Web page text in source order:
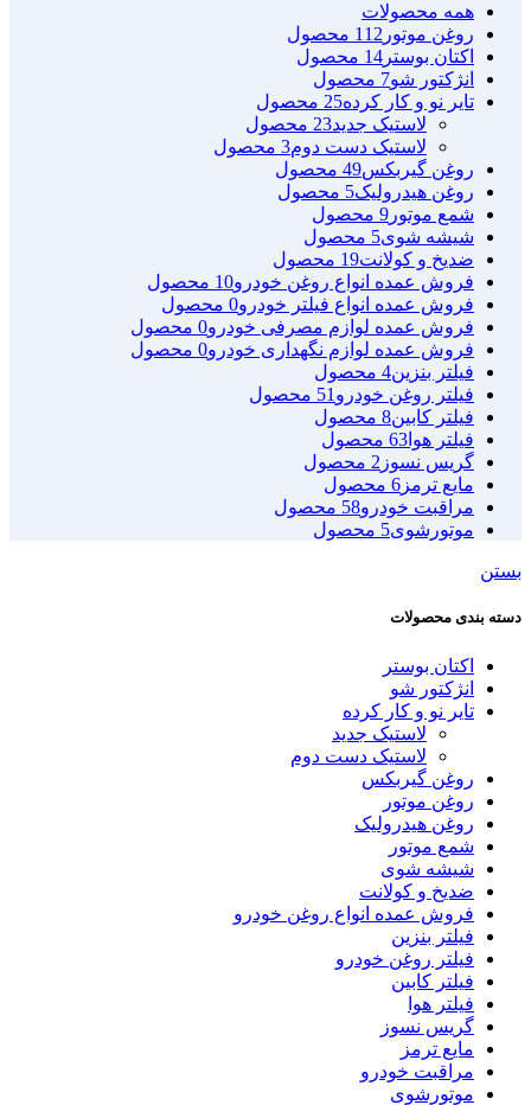
همه محصولات
روغن موتور 112 محصول
اکتان بوستر 14 محصول
انژکتور شو7 محصول
تایر نو و کار کرده25 محصول
لاستیک جدید23 محصول
لاستیک دست دوم3 محصول
روغن گیربکس49 محصول
روغن هیدرولیک5 محصول
شمع موتور 9 محصول
شیشه شوی5 محصول
ضدیخ و کولانت19 محصول
فروش عمده انواع روغن خودرو10 محصول
فروش عمده انواع فیلتر خودرو0 محصول
فروش عمده لوازم مصرفی خودرو0 محصول
فروش عمده لوازم نگهداری خودرو0 محصول
فیلتر بنزین4 محصول
فیلتر روغن خودرو 51 محصول
فیلتر کابین8 محصول
فیلتر هوا 63 محصول
گریس نسوز 2 محصول
مایع ترمز 6 محصول
مراقبت خودرو58 محصول
موتورشوی5 محصول
بستن
دسته بندی محصولات
اکتان بوستر
انژکتور شو
تایر نو و کار کرده
لاستیک جدید
لاستیک دست دوم
روغن گیربکس
روغن موتور
روغن هیدرولیک
شمع موتور
شیشه شوی
ضدیخ و کولانت
فروش عمده انواع روغن خودرو
فیلتر بنزین
فیلتر روغن خودرو
فیلتر کابین
فیلتر هوا
گریس نسوز
مایع ترمز
مراقبت خودرو
موتورشوی